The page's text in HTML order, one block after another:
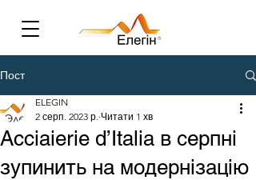
Пост
Acciaierie d’Italia в серпні
зупинить на модернізацію
ELEGIN
2 серп. 2023 р. Читати 1 хв